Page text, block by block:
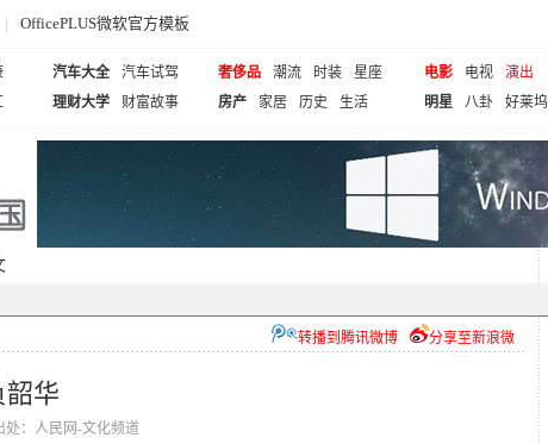
| OfficePLUS微软官方模板
汽车大全
汽车试驾
理财大学
财富故事
奢侈品 潮流 时装
星座
房产
家居 历史 生活
电影 电视
演出
明星
八卦 好莱坞
分享至新浪微
转播到腾讯微博
韶华
处：人民网-文化频道